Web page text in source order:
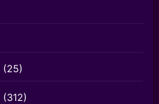
(25)
(312)